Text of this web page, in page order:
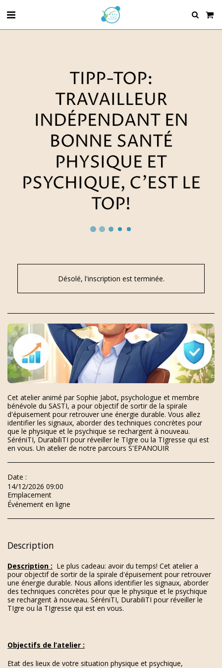
TIPP-TOP:
TRAVAILLEUR
INDÉPENDANT EN
BONNE SANTÉ
PHYSIQUE ET
PSYCHIQUE, C'EST LE
TOP!
Désolé, l'inscription est terminée.
Cet atelier animé par Sophie Jabot, psychologue et membre
bénévole du SASTI, a pour objectif de sortir de la spirale
d'épuisement pour retrouver une énergie durable. Vous allez
identifier les signaux, aborder des techniques concrètes pour
que le physique et le psychique se rechargent à nouveau.
SéréniTI, DurabiliTI pour réveiller le TIgre ou la TIgresse qui est
en vous. Un atelier de notre parcours S'EPANOUIR
Date :
14/12/2026 09:00
Emplacement
Événement en ligne
Description
Description : Le plus cadeau: avoir du temps! Cet atelier a
pour objectif de sortir de la spirale d'épuisement pour retrouver
une énergie durable. Nous allons identifier les signaux, aborder
des techniques concrètes pour que le physique et le psychique
se rechargent à nouveau. SéréniTI, DurabiliTI pour réveiller le
TIgre ou la TIgresse qui est en vous.
Objectifs de l’atelier :
Etat des lieux de votre situation physique et psychique,